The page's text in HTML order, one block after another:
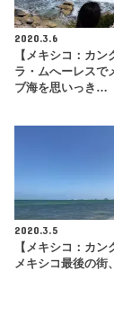
2020.3.6
【メキシコ：カ
ラ・ムへーレスで
ブ海を思いっき…
2020.3.5
【メキシコ：カ
メキシコ最後の街